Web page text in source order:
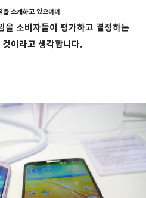
을 소개하고 있으며며
을 소비자들이 평가하고 결정하는
이라고 생각합니다.